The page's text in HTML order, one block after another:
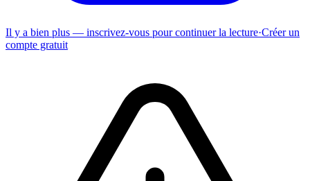
Il y a bien plus — inscrivez-vous pour continuer la lecture·Créer un
compte gratuit